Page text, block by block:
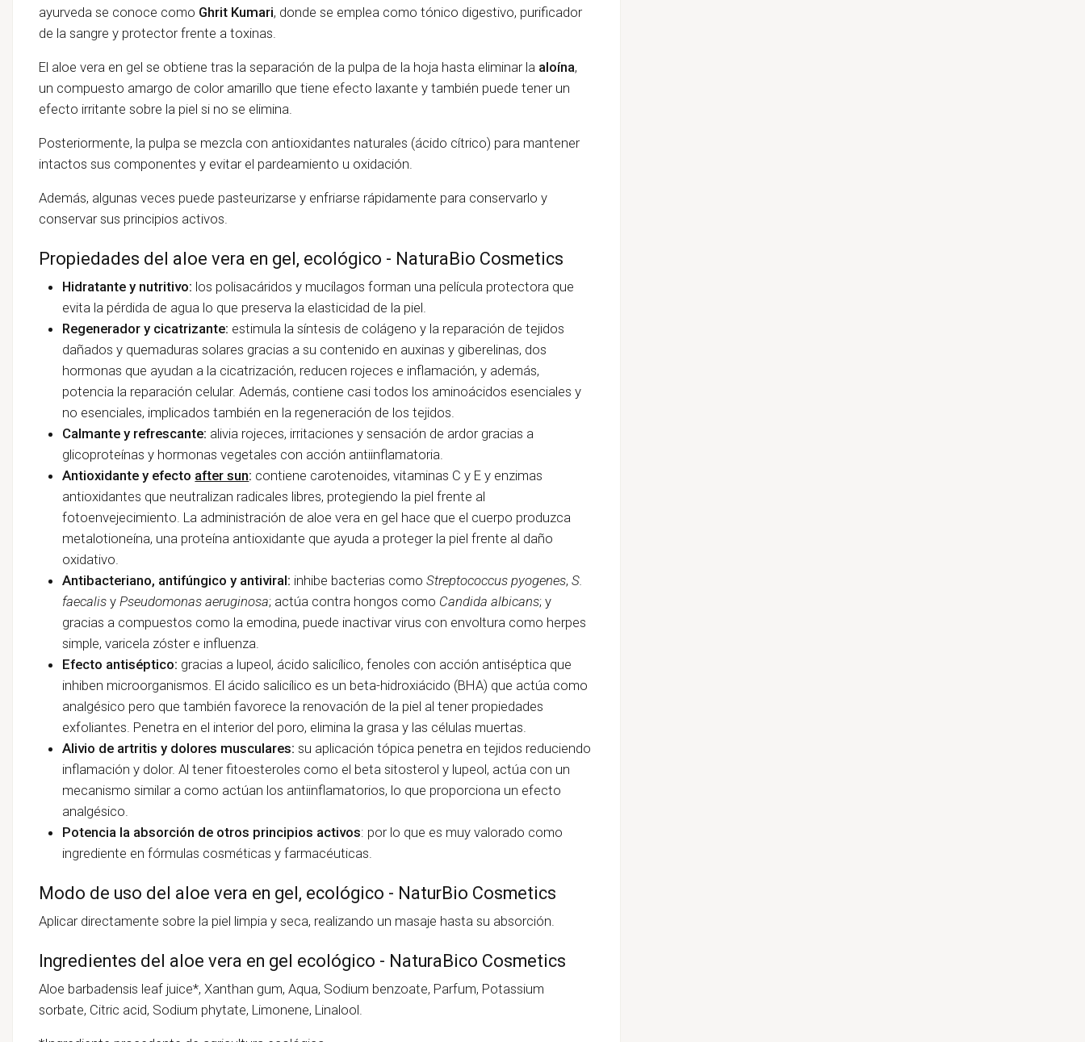
ayurveda se conoce como Ghrit Kumari, donde se emplea como tónico digestivo, purificador
de la sangre y protector frente a toxinas.
El aloe vera en gel se obtiene tras la separación de la pulpa de la hoja hasta eliminar la aloína,
un compuesto amargo de color amarillo que tiene efecto laxante y también puede tener un
efecto irritante sobre la piel si no se elimina.
Posteriormente, la pulpa se mezcla con antioxidantes naturales (ácido cítrico) para mantener
intactos sus componentes y evitar el pardeamiento u oxidación.
Además, algunas veces puede pasteurizarse y enfriarse rápidamente para conservarlo y
conservar sus principios activos.
Propiedades del aloe vera en gel, ecológico - NaturaBio Cosmetics
Hidratante y nutritivo: los polisacáridos y mucílagos forman una película protectora que
evita la pérdida de agua lo que preserva la elasticidad de la piel.
Regenerador y cicatrizante: estimula la síntesis de colágeno y la reparación de tejidos
dañados y quemaduras solares gracias a su contenido en auxinas y giberelinas, dos
hormonas que ayudan a la cicatrización, reducen rojeces e inflamación, y además,
potencia la reparación celular. Además, contiene casi todos los aminoácidos esenciales y
no esenciales, implicados también en la regeneración de los tejidos.
Calmante y refrescante: alivia rojeces, irritaciones y sensación de ardor gracias a
glicoproteínas y hormonas vegetales con acción antiinflamatoria.
Antioxidante y efecto after sun: contiene carotenoides, vitaminas C y E y enzimas
antioxidantes que neutralizan radicales libres, protegiendo la piel frente al
fotoenvejecimiento. La administración de aloe vera en gel hace que el cuerpo produzca
metalotioneína, una proteína antioxidante que ayuda a proteger la piel frente al daño
oxidativo.
Antibacteriano, antifúngico y antiviral: inhibe bacterias comoStreptococcus pyogenes,S.
faecalis yPseudomonas aeruginosa; actúa contra hongos como Candida albicans; y
gracias a compuestos como la emodina, puede inactivar virus con envoltura como herpes
simple, varicela zóster e influenza.
Efecto antiséptico: gracias a lupeol, ácido salicílico, fenoles con acción antiséptica que
inhiben microorganismos. El ácido salicílico es un beta-hidroxiácido (BHA) que actúa como
analgésico pero que también favorece la renovación de la piel al tener propiedades
exfoliantes. Penetra en el interior del poro, elimina la grasa y las células muertas.
Alivio de artritis y dolores musculares: su aplicación tópica penetra en tejidos reduciendo
inflamación y dolor. Al tener fitoesteroles como el beta sitosterol y lupeol, actúa con un
mecanismo similar a como actúan los antiinflamatorios, lo que proporciona un efecto
analgésico.
Potencia la absorción de otros principios activos: por lo que es muy valorado como
ingrediente en fórmulas cosméticas y farmacéuticas.
Modo de uso del aloe vera en gel, ecológico - NaturBio Cosmetics
Aplicar directamente sobre la piel limpia y seca, realizando un masaje hasta su absorción.
Ingredientes del aloe vera en gel ecológico - NaturaBico Cosmetics
Aloe barbadensis leaf juice*, Xanthan gum, Aqua, Sodium benzoate, Parfum, Potassium
sorbate, Citric acid, Sodium phytate, Limonene, Linalool.